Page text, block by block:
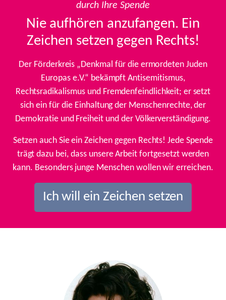
durch Ihre Spende
Nie aufhören anzufangen. Ein
Zeichen setzen gegen Rechts!
Der Förderkreis „Denkmal für die ermordeten Juden
Europas e.V.“ bekämpft Antisemitismus,
Rechtsradikalismus und Fremdenfeindlichkeit; er setzt
sich ein für die Einhaltung der Menschenrechte, der
Demokratie und Freiheit und der Völkerverständigung.
Setzen auch Sie ein Zeichen gegen Rechts! Jede Spende
trägt dazu bei, dass unsere Arbeit fortgesetzt werden
kann. Besonders junge Menschen wollen wir erreichen.
Ich will ein Zeichen setzen